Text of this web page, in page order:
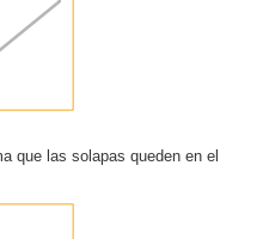
que las solapas queden en el